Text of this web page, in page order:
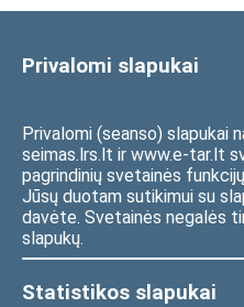
Privalomi slapukai
Privalomi (seanso) slapukai
seimas.lrs.lt ir www.e-tar.lt
pagrindinių svetainės
Jūsų duotam sutikimui su
davėte. Svetainės negalės
slapukų.
Statistikos slapukai